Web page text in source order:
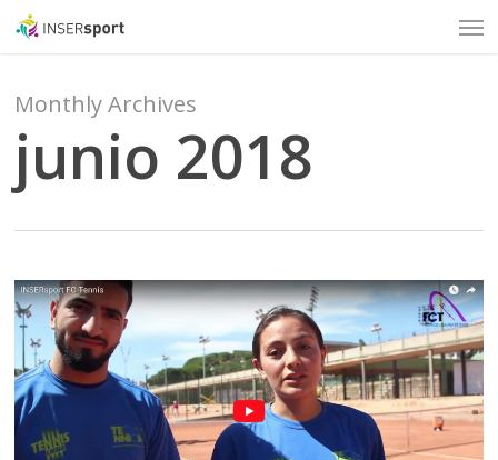
content
Monthly Archives
junio 2018